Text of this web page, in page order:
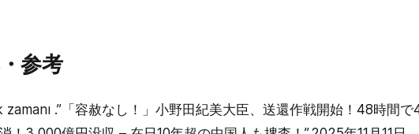
参考
.”「容赦なし！」小野田紀美大臣、送還作戦開始！48時間で